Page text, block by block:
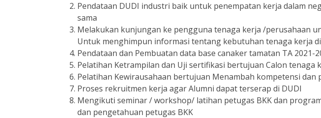
Pendataan DUDI industri baik untuk penempatan kerja dalam
sama
Melakukan kunjungan ke pengguna tenaga kerja /perusahaan
Untuk menghimpun informasi tentang kebutuhan tenaga kerja
Pendataan dan Pembuatan data base canaker tamatan TA
Pelatihan Ketrampilan dan Uji sertifikasi bertujuan Calon
Pelatihan Kewirausahaan bertujuan Menambah kompetensi
Proses rekruitmen kerja agar Alumni dapat terserap di DUDI
Mengikuti seminar / workshop/ latihan petugas BKK dan
dan pengetahuan petugas BKK